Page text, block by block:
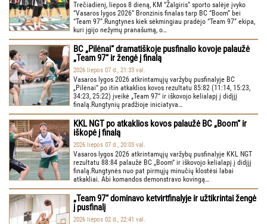
Trečiadienį, liepos 8 dieną, KM “Žalgiris” sporto salėje įvyko
“Vasaros lygos 2026” Bronzinis finalas tarp BC “Boom” bei
“Team 97”.Rungtynes kiek sėkmingiau pradėjo “Team 97” ekipa,
kuri įgijo nežymų pranašumą, o…
BC „Pilėnai“ dramatiškoje pusfinalio kovoje palaužė
„Team 97“ ir žengė į finalą
2026 liepos 07 d., 21:33 val.
Vasaros lygos 2026 atkrintamųjų varžybų pusfinalyje BC
„Pilėnai“ po itin atkaklios kovos rezultatu 85:82 (11:14, 15:23,
34:23, 25:22) įveikė „Team 97“ ir iškovojo kelialapį į didįjį
finalą.Rungtynių pradžioje iniciatyva…
KKL NGT po atkaklios kovos palaužė BC „Boom“ ir
iškopė į finalą
2026 liepos 07 d., 20:03 val.
Vasaros lygos 2026 atkrintamųjų varžybų pusfinalyje KKL NGT
rezultatu 88:84 palaužė BC „Boom“ ir iškovojo kelialapį į didįjį
finalą.Rungtynės nuo pat pirmųjų minučių klostėsi labai
atkakliai. Abi komandos demonstravo kovingą…
„Team 97“ dominavo ketvirtfinalyje ir užtikrintai žengė
į pusfinalį
2026 liepos 02 d., 22:41 val.